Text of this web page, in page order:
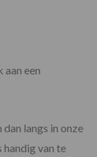
een
langs in onze
van te